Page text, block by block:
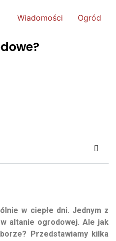
Wiadomości Ogród
w ciepłe dni. Jednym z
altanie ogrodowej. Ale jak
Przedstawiamy kilka